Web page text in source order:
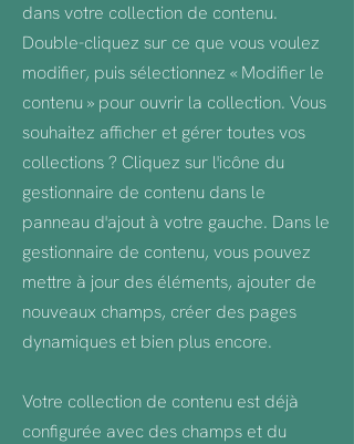
dans votre collection de contenu.
Double-cliquez sur ce que vous voulez
modifier, puis sélectionnez « Modifier le
contenu » pour ouvrir la collection. Vous
souhaitez afficher et gérer toutes vos
collections ? Cliquez sur l'icône du
gestionnaire de contenu dans le
panneau d'ajout à votre gauche. Dans le
gestionnaire de contenu, vous pouvez
mettre à jour des éléments, ajouter de
nouveaux champs, créer des pages
dynamiques et bien plus encore.
Votre collection de contenu est déjà
configurée avec des champs et du